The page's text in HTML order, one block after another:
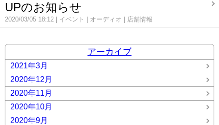
UPのお知らせ
2020/03/05 18:12 イベント オーディオ 店舗情報
アーカイブ
2021年3月
2020年12月
2020年11月
2020年10月
2020年9月